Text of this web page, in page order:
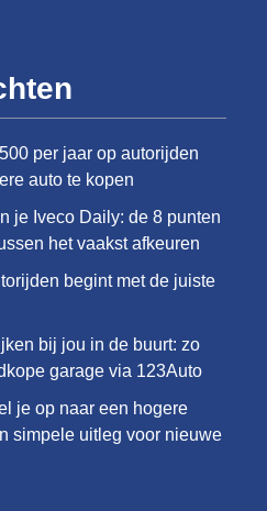
per jaar op autorijden
auto te kopen
je Iveco Daily: de 8 punten
het vaakst afkeuren
begint met de juiste
bij jou in de buurt: zo
garage via 123Auto
je op naar een hogere
simpele uitleg voor nieuwe